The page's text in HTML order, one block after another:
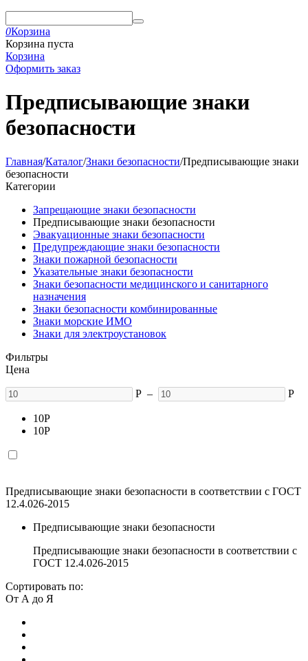
0Корзина
Корзина пуста
Корзина
Оформить заказ
Предписывающие знаки
безопасности
Главная/Каталог/Знаки безопасности/Предписывающие знаки
безопасности
Категории
Запрещающие знаки безопасности
Предписывающие знаки безопасности
Эвакуационные знаки безопасности
Предупреждающие знаки безопасности
Знаки пожарной безопасности
Указательные знаки безопасности
Знаки безопасности медицинского и санитарного
назначения
Знаки безопасности комбинированные
Знаки морские ИМО
Знаки для электроустановок
Фильтры
Цена
Р – Р
10Р
10Р
Предписывающие знаки безопасности в соответствии с ГОСТ
12.4.026-2015
Предписывающие знаки безопасности
Предписывающие знаки безопасности в соответствии с
ГОСТ 12.4.026-2015
Сортировать по:
От А до Я